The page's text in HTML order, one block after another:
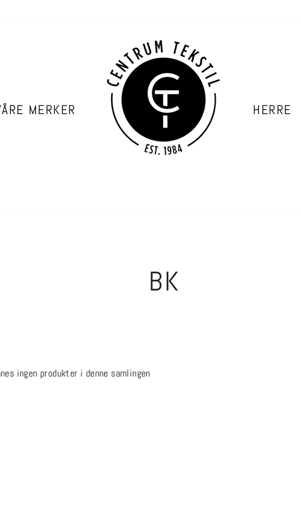
MERKER HERRE
BK
ingen produkter i denne samlingen